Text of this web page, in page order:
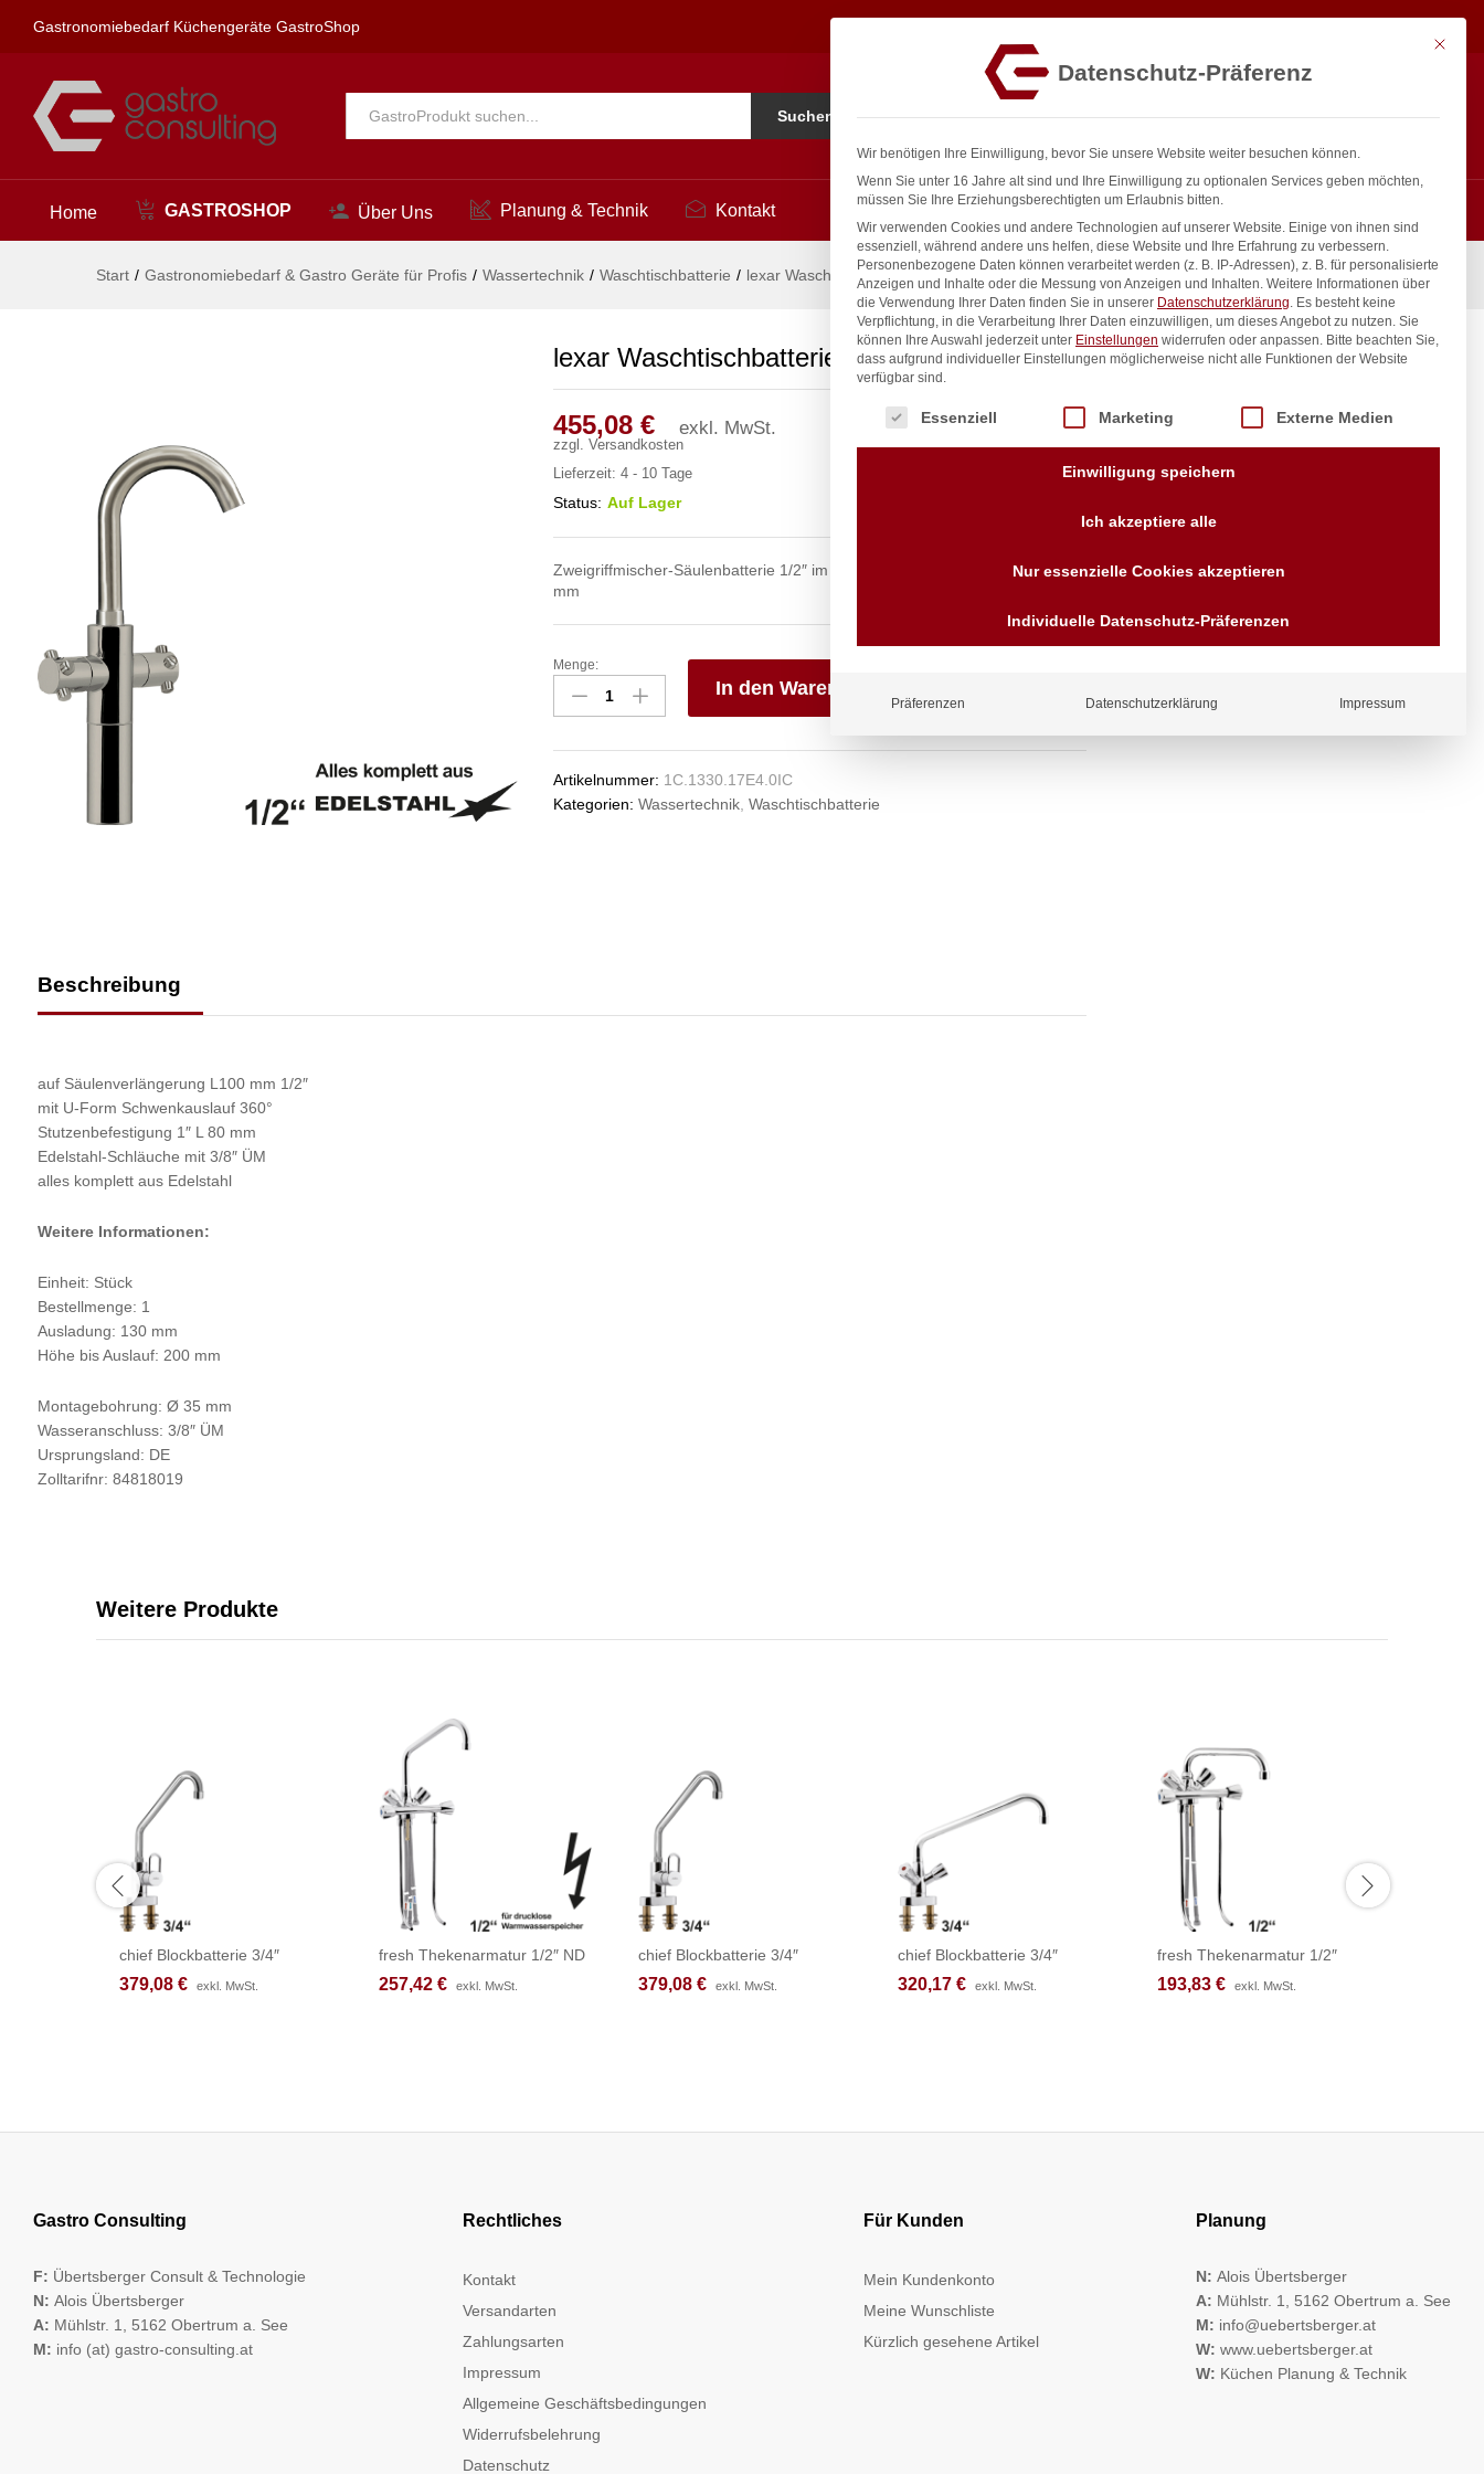
Gastronomiebedarf Küchengeräte GastroShop
Alle Suchen
Home GASTROSHOP Über Uns Planung & Technik Kontakt
Start / Gastronomiebedarf & Gastro Geräte für Profis / Wassertechnik / Waschtischbatterie / lexar Waschtischbatterie 1/2″
lexar Waschtischbatterie 1/2″
455,08 € exkl. MwSt.
zzgl. Versandkosten
Lieferzeit: 4 - 10 Tage
Status: Auf Lager
Zweigriffmischer-Säulenbatterie 1/2″ im reduzierten Design auf Säule L100
mm
lexar
Waschtischbatterie
1/2"
Menge:
In den Warenkorb
Artikelnummer: 1C.1330.17E4.0IC
Kategorien: Wassertechnik, Waschtischbatterie
Beschreibung
auf Säulenverlängerung L100 mm 1/2″
mit U-Form Schwenkauslauf 360°
Stutzenbefestigung 1″ L 80 mm
Edelstahl-Schläuche mit 3/8″ ÜM
alles komplett aus Edelstahl
Weitere Informationen:
Einheit: Stück
Bestellmenge: 1
Ausladung: 130 mm
Höhe bis Auslauf: 200 mm
Montagebohrung: Ø 35 mm
Wasseranschluss: 3/8″ ÜM
Ursprungsland: DE
Zolltarifnr: 84818019
inkl. / exkl. MwSt.
Anfragen
Wir sind seit über 40 Jahren
für Sie da
Vorrauskasse Paypal,
Kreditkarte, Direkt
Weitere Produkte
chief Blockbatterie 3/4″
379,08 € exkl. MwSt.
379,08 € exkl. MwSt.
fresh Thekenarmatur 1/2″ ND
257,42 € exkl. MwSt.
257,42 € exkl. MwSt.
chief Blockbatterie 3/4″
379,08 € exkl. MwSt.
379,08 € exkl. MwSt.
chief Blockbatterie 3/4″
320,17 € exkl. MwSt.
320,17 € exkl. MwSt.
fresh Thekenarmatur 1/2″
193,83 € exkl. MwSt.
193,83 € exkl. MwSt.
Gastro Consulting
F: Übertsberger Consult & Technologie
N: Alois Übertsberger
A: Mühlstr. 1, 5162 Obertrum a. See
M: info (at) gastro-consulting.at
Rechtliches
Kontakt
Versandarten
Zahlungsarten
Impressum
Allgemeine Geschäftsbedingungen
Widerrufsbelehrung
Datenschutz
Für Kunden
Mein Kundenkonto
Meine Wunschliste
Kürzlich gesehene Artikel
Planung
N: Alois Übertsberger
A: Mühlstr. 1, 5162 Obertrum a. See
M: info@uebertsberger.at
W: www.uebertsberger.at
W: Küchen Planung & Technik
Beschreibung
455,08€ exkl. MwSt. In den Warenkorb
Mit
Datenschutz-Präferenz
Wir benötigen Ihre Einwilligung, bevor Sie unsere Website weiter besuchen können.
Wenn Sie unter 16 Jahre alt sind und Ihre Einwilligung zu optionalen Services geben möchten,
müssen Sie Ihre Erziehungsberechtigten um Erlaubnis bitten.
Wir verwenden Cookies und andere Technologien auf unserer Website. Einige von ihnen sind
essenziell, während andere uns helfen, diese Website und Ihre Erfahrung zu verbessern.
Personenbezogene Daten können verarbeitet werden (z. B. IP-Adressen), z. B. für personalisierte
Anzeigen und Inhalte oder die Messung von Anzeigen und Inhalten. Weitere Informationen über
die Verwendung Ihrer Daten finden Sie in unserer Datenschutzerklärung. Es besteht keine
Verpflichtung, in die Verarbeitung Ihrer Daten einzuwilligen, um dieses Angebot zu nutzen. Sie
können Ihre Auswahl jederzeit unter Einstellungen widerrufen oder anpassen. Bitte beachten Sie,
dass aufgrund individueller Einstellungen möglicherweise nicht alle Funktionen der Website
verfügbar sind.
Es folgt eine Liste der Service-Gruppen, für die eine Einwilligung erteilt werden kann.
Essenziell Marketing Externe Medien
Einwilligung speichern
Ich akzeptiere alle
Nur essenzielle Cookies akzeptieren
Individuelle Datenschutz-Präferenzen
Präferenzen Datenschutzerklärung Impressum